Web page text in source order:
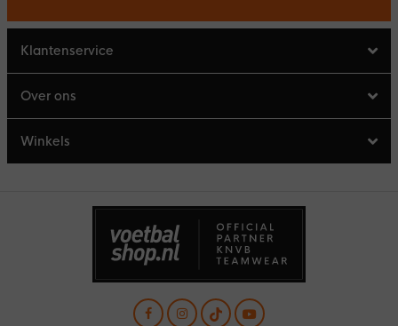
Klantenservice
Over ons
Winkels